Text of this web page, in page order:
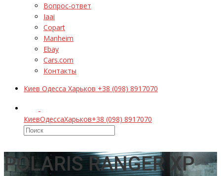
Вопрос-ответ
Iaai
Copart
Manheim
Ebay
Cars.com
Контакты
Киев Одесса Харьков +38 (098) 8917070
КиевОдессаХарьков+38 (098) 8917070
POLARIS RANGER XP